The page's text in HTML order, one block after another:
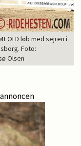
OLD løb med sejren i
Foto:
Olsen